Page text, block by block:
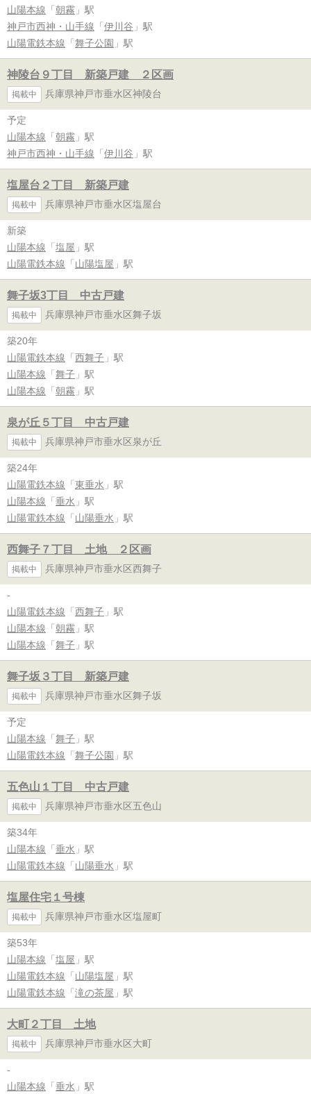
山陽本線 「 朝霧 」駅
神戸市西神・山手線 「 伊川谷 」駅
山陽電鉄本線 「 舞子公園 」駅
神陵台９丁目 新築戸建 ２区画
掲載中 兵庫県神戸市垂水区神陵台
予定
山陽本線 「 朝霧 」駅
神戸市西神・山手線 「 伊川谷 」駅
塩屋台２丁目 新築戸建
掲載中 兵庫県神戸市垂水区塩屋台
新築
山陽本線 「 塩屋 」駅
山陽電鉄本線 「 山陽塩屋 」駅
舞子坂3丁目 中古戸建
掲載中 兵庫県神戸市垂水区舞子坂
築20年
山陽電鉄本線 「 西舞子 」駅
山陽本線 「 舞子 」駅
山陽本線 「 朝霧 」駅
泉が丘５丁目 中古戸建
掲載中 兵庫県神戸市垂水区泉が丘
築24年
山陽電鉄本線 「 東垂水 」駅
山陽本線 「 垂水 」駅
山陽電鉄本線 「 山陽垂水 」駅
西舞子７丁目 土地 ２区画
掲載中 兵庫県神戸市垂水区西舞子
-
山陽電鉄本線 「 西舞子 」駅
山陽本線 「 朝霧 」駅
山陽本線 「 舞子 」駅
舞子坂３丁目 新築戸建
掲載中 兵庫県神戸市垂水区舞子坂
予定
山陽本線 「 舞子 」駅
山陽電鉄本線 「 舞子公園 」駅
五色山１丁目 中古戸建
掲載中 兵庫県神戸市垂水区五色山
築34年
山陽本線 「 垂水 」駅
山陽電鉄本線 「 山陽垂水 」駅
塩屋住宅１号棟
掲載中 兵庫県神戸市垂水区塩屋町
築53年
山陽本線 「 塩屋 」駅
山陽電鉄本線 「 山陽塩屋 」駅
山陽電鉄本線 「 滝の茶屋 」駅
大町２丁目 土地
掲載中 兵庫県神戸市垂水区大町
-
山陽本線 「 垂水 」駅